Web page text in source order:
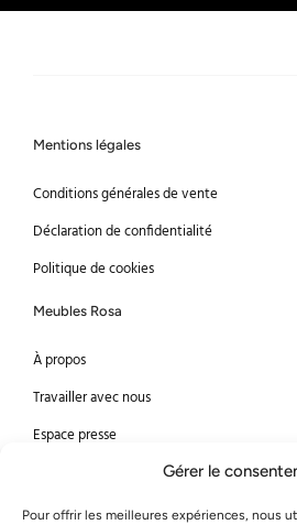
Gérer le
Pour offrir les meilleures expériences, nous
Mentions légales
Conditions générales de vente
Déclaration de confidentialité
Politique de cookies
Meubles Rosa
À propos
Travailler avec nous
Espace presse
Méthodes de paiement